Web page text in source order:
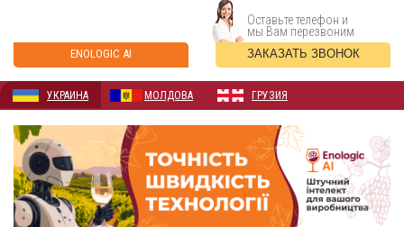
ENOLOGIC AI
Оставьте телефон и
мы Вам перезвоним
ЗАКАЗАТЬ ЗВОНОК
УКРАИНА МОЛДОВА ГРУЗИЯ